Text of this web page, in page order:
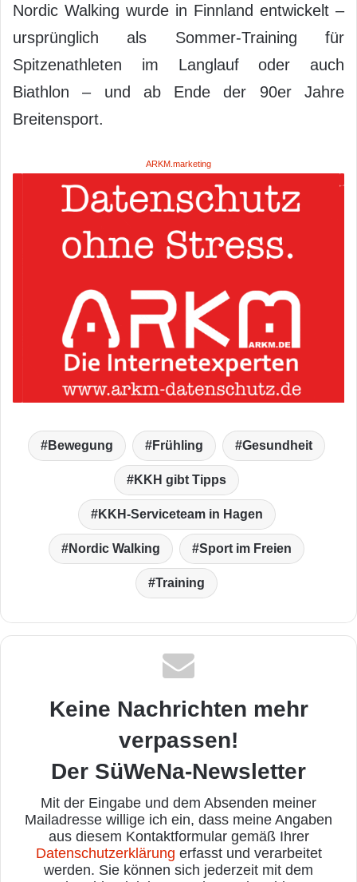
Nordic Walking wurde in Finnland entwickelt –
ursprünglich als Sommer-Training für
Spitzenathleten im Langlauf oder auch
Biathlon – und ab Ende der 90er Jahre
Breitensport.
ARKM.marketing
Bewegung Frühling Gesundheit
KKH gibt Tipps
KKH-Serviceteam in Hagen
Nordic Walking Sport im Freien
Training
Keine Nachrichten mehr
verpassen!
Der SüWeNa-Newsletter
Mit der Eingabe und dem Absenden meiner
Mailadresse willige ich ein, dass meine Angaben
aus diesem Kontaktformular gemäß Ihrer
Datenschutzerklärung erfasst und verarbeitet
werden. Sie können sich jederzeit mit dem